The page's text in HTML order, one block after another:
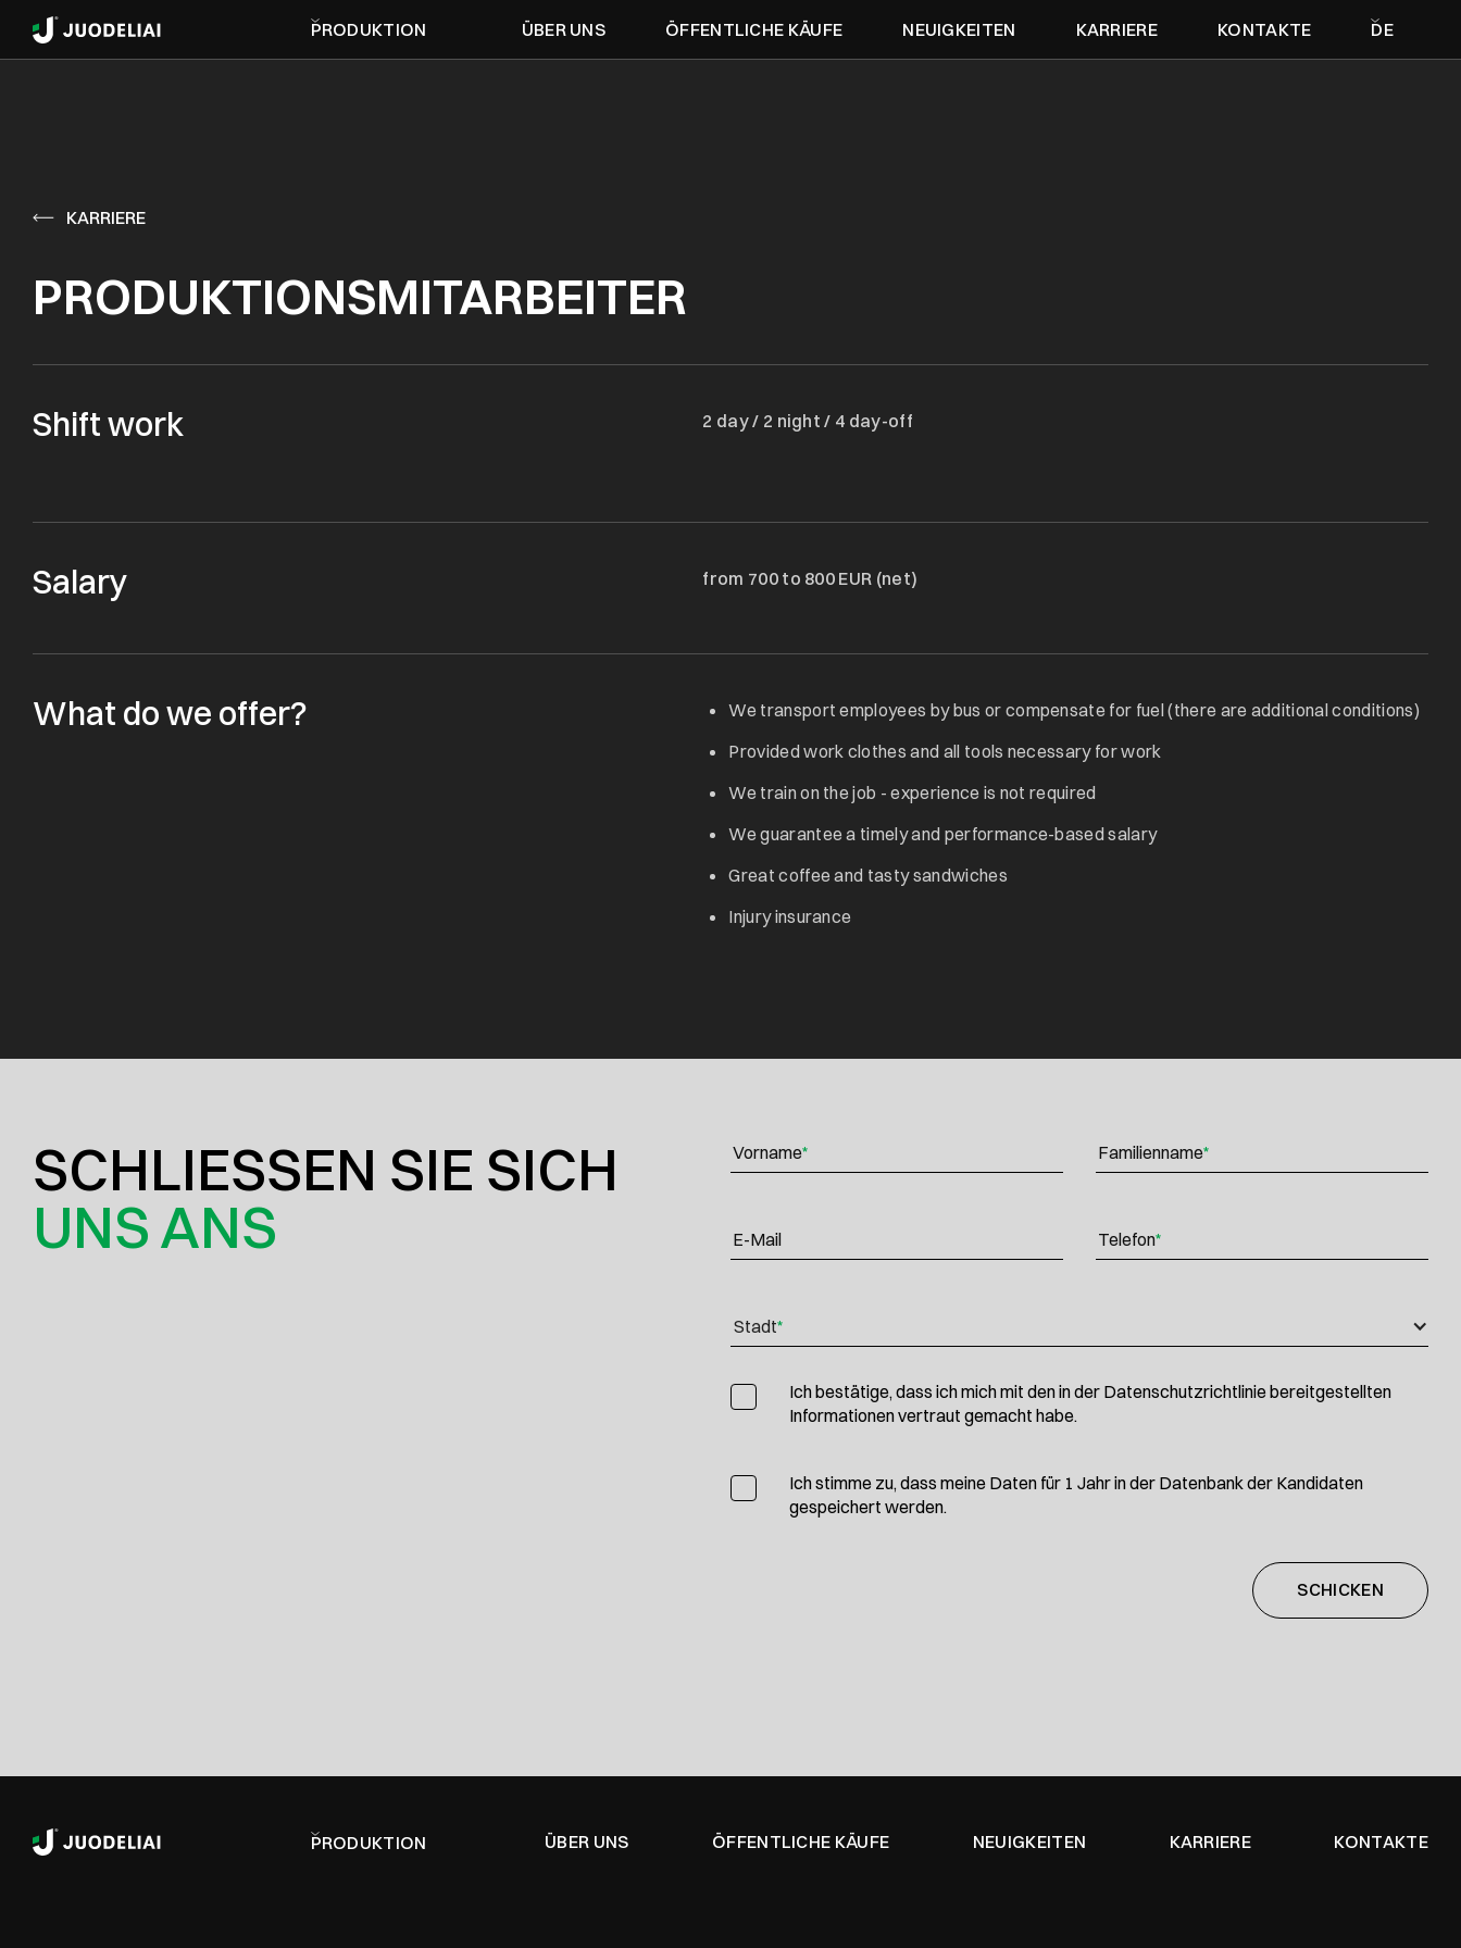
PRODUKTION ÜBER UNS ÖFFENTLICHE KÄUFE NEUIGKEITEN KARRIERE KONTAKTE DE
KARRIERE
PRODUKTIONSMITARBEITER
Shift work 2 day / 2 night / 4 day-off
Salary from 700 to 800 EUR (net)
What do we offer?
We transport employees by bus or compensate for fuel (there are additional conditions)
Provided work clothes and all tools necessary for work
We train on the job - experience is not required
We guarantee a timely and performance-based salary
Great coffee and tasty sandwiches
Injury insurance
SCHLIESSEN SIE SICH
UNS ANS
Vorname* Familienname*
E-Mail Telefon*
Stadt*
Ich bestätige, dass ich mich mit den in der Datenschutzrichtlinie bereitgestellten
Informationen vertraut gemacht habe.
Ich stimme zu, dass meine Daten für 1 Jahr in der Datenbank der Kandidaten
gespeichert werden.
PRODUKTION ÜBER UNS ÖFFENTLICHE KÄUFE NEUIGKEITEN KARRIERE KONTAKTE